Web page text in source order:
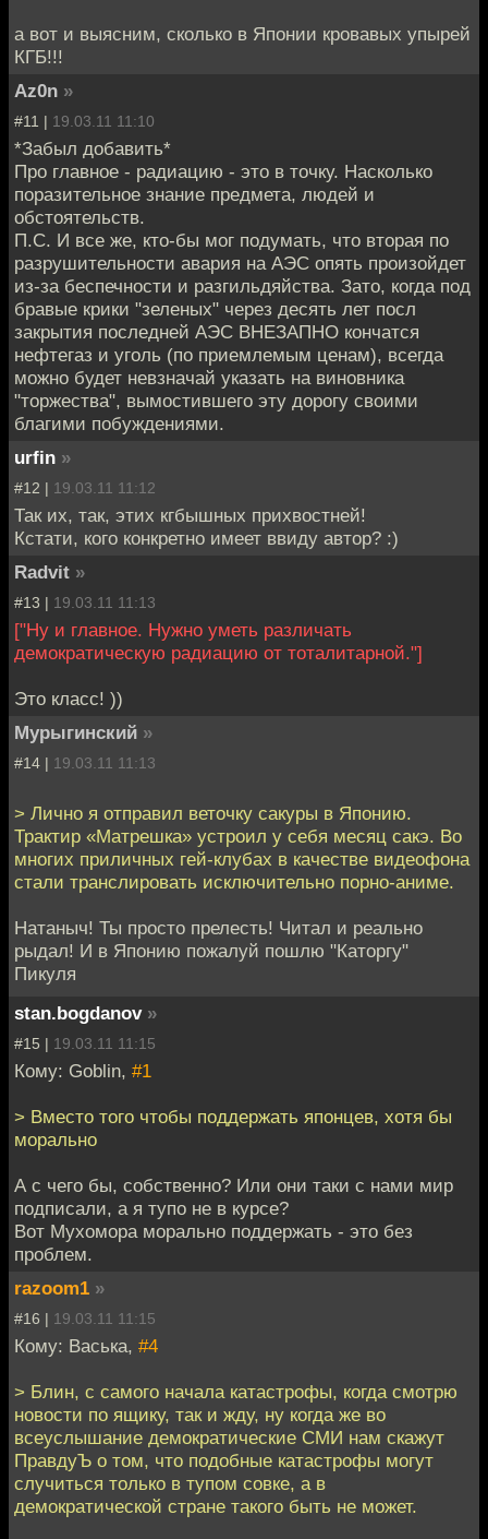
а вот и выясним, сколько в Японии кровавых упырей
КГБ!!!
Az0n »
#11 | 19.03.11 11:10
*Забыл добавить*
Про главное - радиацию - это в точку. Насколько
поразительное знание предмета, людей и
обстоятельств.
П.С. И все же, кто-бы мог подумать, что вторая по
разрушительности авария на АЭС опять произойдет
из-за беспечности и разгильдяйства. Зато, когда под
бравые крики "зеленых" через десять лет посл
закрытия последней АЭС ВНЕЗАПНО кончатся
нефтегаз и уголь (по приемлемым ценам), всегда
можно будет невзначай указать на виновника
"торжества", вымостившего эту дорогу своими
благими побуждениями.
urfin »
#12 | 19.03.11 11:12
Так их, так, этих кгбышных прихвостней!
Кстати, кого конкретно имеет ввиду автор? :)
Radvit »
#13 | 19.03.11 11:13
["Ну и главное. Нужно уметь различать
демократическую радиацию от тоталитарной."]
Это класс! ))
Мурыгинский »
#14 | 19.03.11 11:13
> Лично я отправил веточку сакуры в Японию.
Трактир «Матрешка» устроил у себя месяц сакэ. Во
многих приличных гей-клубах в качестве видеофона
стали транслировать исключительно порно-аниме.
Натаныч! Ты просто прелесть! Читал и реально
рыдал! И в Японию пожалуй пошлю "Каторгу"
Пикуля
stan.bogdanov »
#15 | 19.03.11 11:15
Кому: Goblin, #1
> Вместо того чтобы поддержать японцев, хотя бы
морально
А с чего бы, собственно? Или они таки с нами мир
подписали, а я тупо не в курсе?
Вот Мухомора морально поддержать - это без
проблем.
razoom1 »
#16 | 19.03.11 11:15
Кому: Васька, #4
> Блин, с самого начала катастрофы, когда смотрю
новости по ящику, так и жду, ну когда же во
всеуслышание демократические СМИ нам скажут
ПравдуЪ о том, что подобные катастрофы могут
случиться только в тупом совке, а в
демократической стране такого быть не может.